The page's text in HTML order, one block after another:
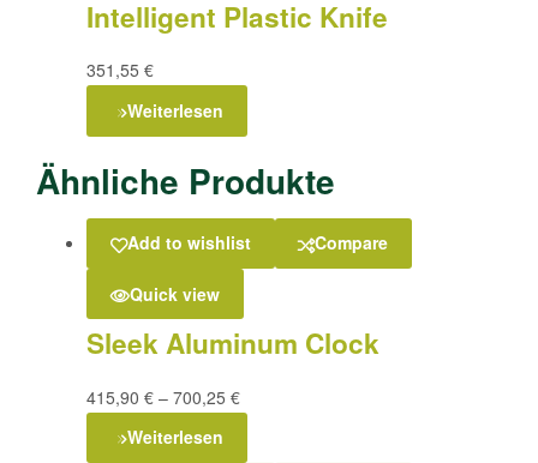
Intelligent Plastic Knife
351,55 €
Weiterlesen
Ähnliche Produkte
Add to wishlist Compare
Quick view
Sleek Aluminum Clock
415,90 € – 700,25 €
Weiterlesen